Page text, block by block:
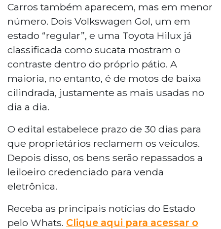
Carros também aparecem, mas em menor
número. Dois Volkswagen Gol, um em
estado “regular”, e uma Toyota Hilux já
classificada como sucata mostram o
contraste dentro do próprio pátio. A
maioria, no entanto, é de motos de baixa
cilindrada, justamente as mais usadas no
dia a dia.
O edital estabelece prazo de 30 dias para
que proprietários reclamem os veículos.
Depois disso, os bens serão repassados a
leiloeiro credenciado para venda
eletrônica.
Receba as principais notícias do Estado
pelo Whats. Clique aqui para acessar o